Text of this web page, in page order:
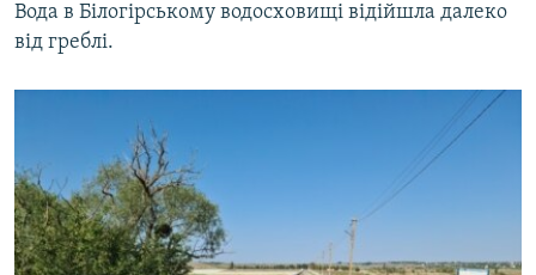
Вода в Білогірському водосховищі відійшла далеко
від греблі.